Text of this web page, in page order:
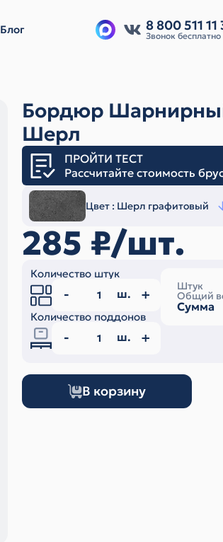
Блог 8 800 511 11
Звонок бесплатно
Бордюр
Шерл
ПРОЙТИ ТЕСТ
Рассчитайте стоимость
Цвет : Шерл графитовый
285 ₽/шт.
Количество штук
ш.
Количество поддонов
ш.
Штук
Общий
Сумма
В корзину